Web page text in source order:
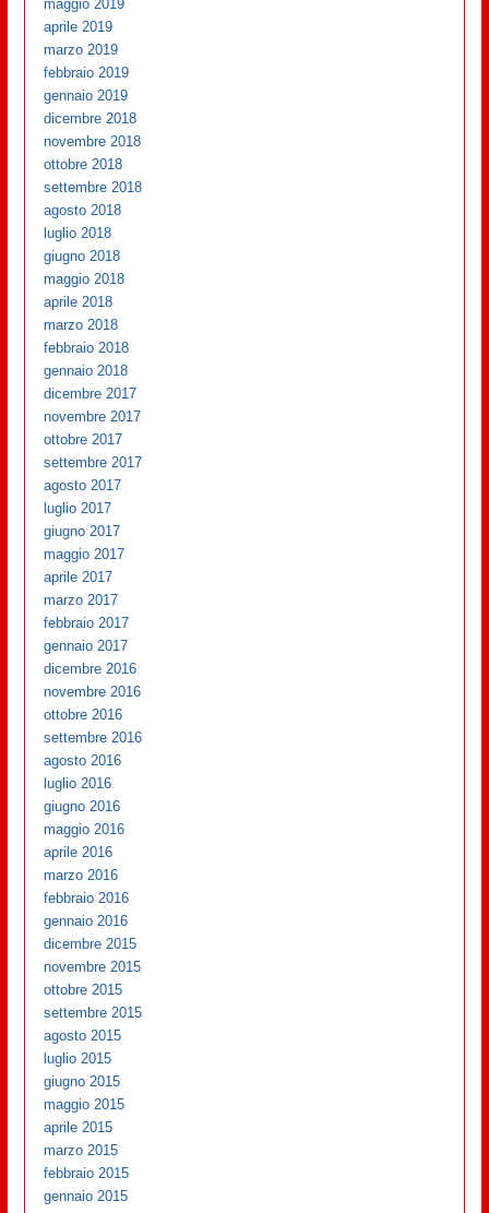
maggio 2019
aprile 2019
marzo 2019
febbraio 2019
gennaio 2019
dicembre 2018
novembre 2018
ottobre 2018
settembre 2018
agosto 2018
luglio 2018
giugno 2018
maggio 2018
aprile 2018
marzo 2018
febbraio 2018
gennaio 2018
dicembre 2017
novembre 2017
ottobre 2017
settembre 2017
agosto 2017
luglio 2017
giugno 2017
maggio 2017
aprile 2017
marzo 2017
febbraio 2017
gennaio 2017
dicembre 2016
novembre 2016
ottobre 2016
settembre 2016
agosto 2016
luglio 2016
giugno 2016
maggio 2016
aprile 2016
marzo 2016
febbraio 2016
gennaio 2016
dicembre 2015
novembre 2015
ottobre 2015
settembre 2015
agosto 2015
luglio 2015
giugno 2015
maggio 2015
aprile 2015
marzo 2015
febbraio 2015
gennaio 2015